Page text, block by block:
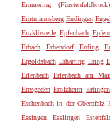
Emmering (Fürstenfeldbruck)
Emtmannsberg Endingen
Enzklösterle Epfenbach
Erbach
Erbendorf Erding
Ergoldsbach Erharting Ering
Erlenbach Erlenbach am
Ernsgaden Erolzheim Ertingen
Eschenbach in der Oberpfalz
Essingen
Esslingen